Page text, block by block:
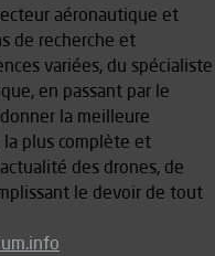
aéronautique et
de recherche et
variées, du spécialiste
en passant par le
la meilleure
plus complète et
des drones, de
le devoir de tout